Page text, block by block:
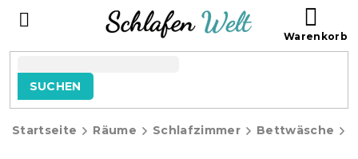
SUCHEN
Startseite Räume Schlafzimmer Bettwäsche